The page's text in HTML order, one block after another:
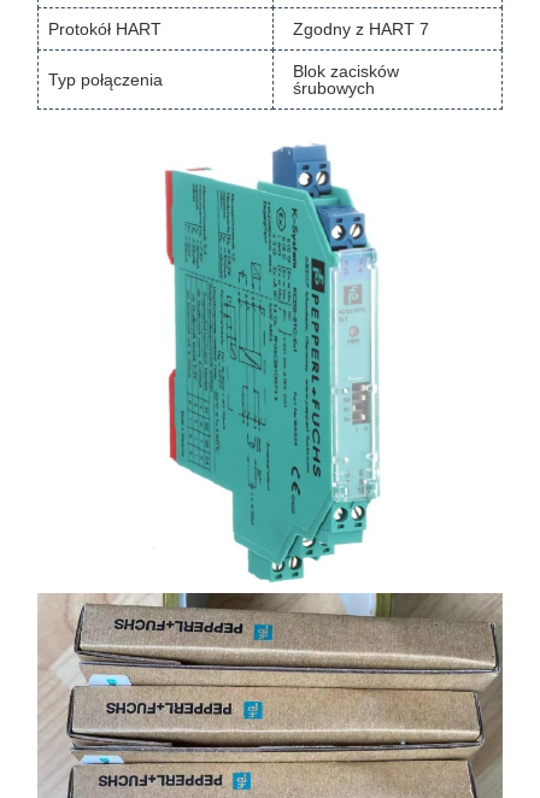
Protokół HART Zgodny z HART 7
Typ połączenia
Blok zacisków
śrubowych